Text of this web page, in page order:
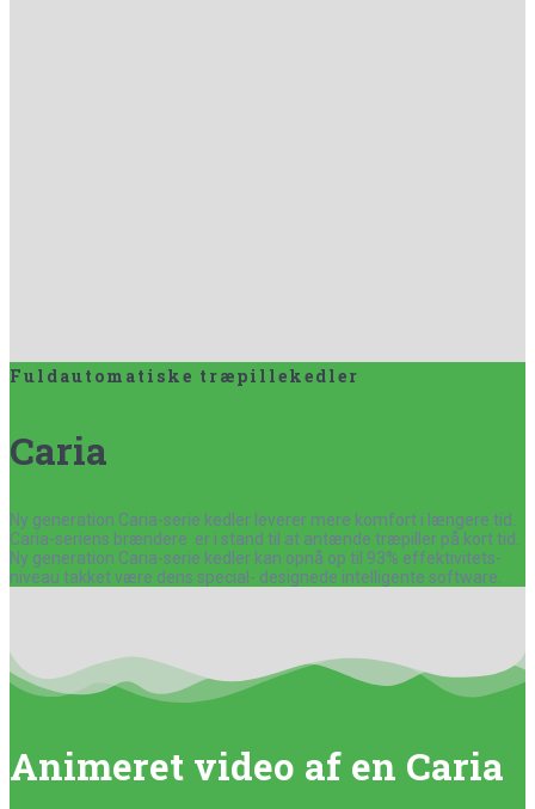
Fuldautomatiske træpillekedler
Caria
Ny generation Caria-serie kedler leverer mere komfort i længere tid.
Caria-seriens brændere er i stand til at antænde træpiller på kort tid.
Ny generation Caria-serie kedler kan opnå op til 93% effektivitets-
niveau takket være dens special- designede intelligente software.
Animeret video af en Caria